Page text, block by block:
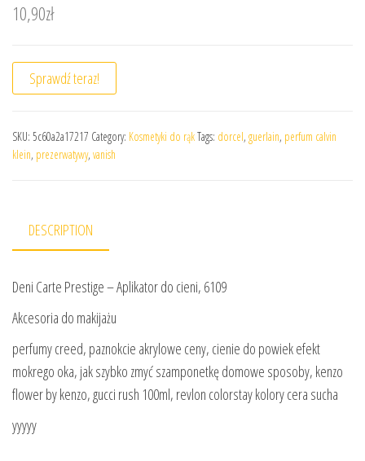
10,90zł
Sprawdź teraz!
SKU: 5c60a2a17217 Category: Kosmetyki do rąkTags: dorcel, guerlain, perfum calvin
klein, prezerwatywy, vanish
DESCRIPTION
Deni Carte Prestige – Aplikator do cieni, 6109
Akcesoria do makijażu
perfumy creed, paznokcie akrylowe ceny, cienie do powiek efekt
mokrego oka, jak szybko zmyć szamponetkę domowe sposoby, kenzo
flower by kenzo, gucci rush 100ml, revlon colorstay kolory cera sucha
yyyyy